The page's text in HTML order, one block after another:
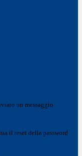
un messaggio
il reset della password